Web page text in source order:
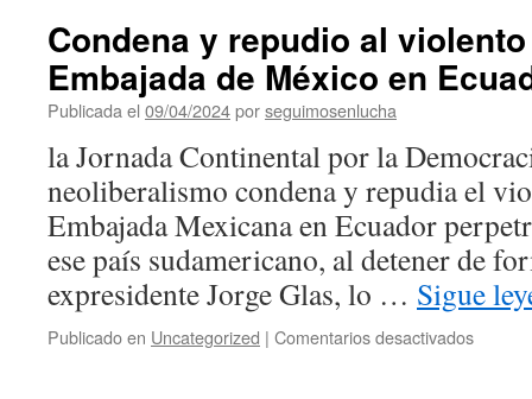
Condena y repudio al
Embajada de México en
Publicada el 09/04/2024porseguimosenlucha
la Jornada Continental por la
neoliberalismo condena y repudia el
Embajada Mexicana en Ecuador
ese país sudamericano, al detener de
expresidente Jorge Glas, lo … Sigue
Publicado en Uncategorized | Comentarios desactivadosen